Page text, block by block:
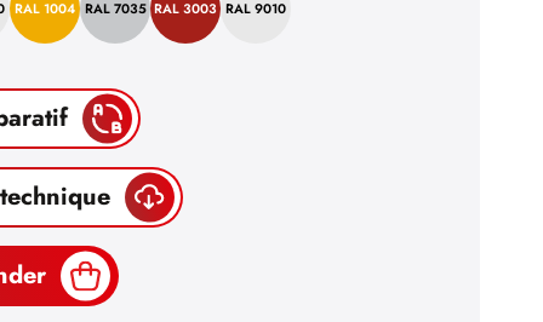
RAL 1004 RAL 7035 RAL 3003 RAL 9010